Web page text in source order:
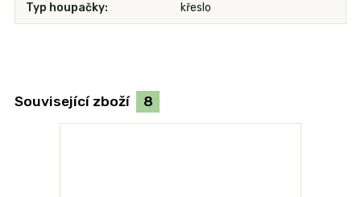
Typ houpačky křeslo
Související zboží 8